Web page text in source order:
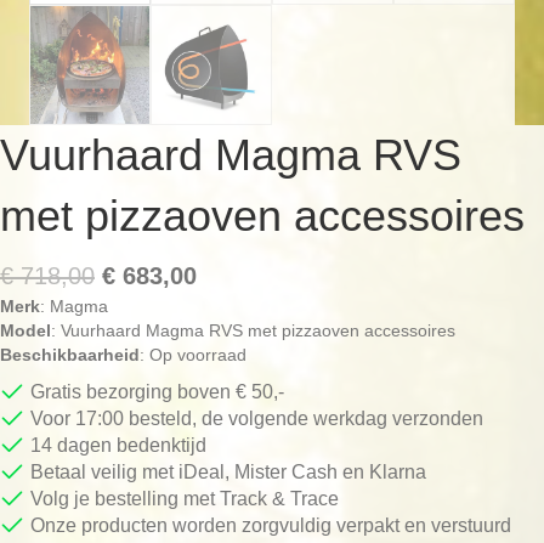
Vuurhaard Magma RVS
met pizzaoven accessoires
€718,00 Oorspronkelijke
prijs
was:
€ 718,00.
€ 683,00Huidige
is:
€ 683,00.
Merk: Magma
Model: Vuurhaard Magma RVS met pizzaoven accessoires
Beschikbaarheid: Op voorraad
Gratis bezorging boven € 50,-
Voor 17:00 besteld, de volgende werkdag verzonden
14 dagen bedenktijd
Betaal veilig met iDeal, Mister Cash en Klarna
Volg je bestelling met Track & Trace
Onze producten worden zorgvuldig verpakt en verstuurd